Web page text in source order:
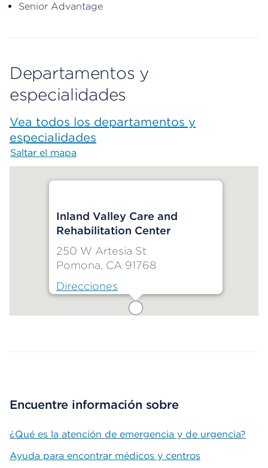
Senior Advantage
Departamentos y
especialidades
Vea todos los departamentos y
especialidades
Saltar el mapa
Inland Valley Care and
Rehabilitation Center
250 W Artesia St
Pomona, CA 91768
Direcciones
Encuentre información sobre
¿Qué es la atención de emergencia y de urgencia?
Ayuda para encontrar médicos y centros